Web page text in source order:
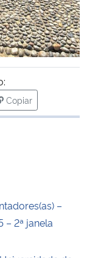
Copiar
para área de
–
2ª janela